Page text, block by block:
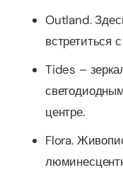
Outland.
встретиться
Tides –
центре.
Flora.